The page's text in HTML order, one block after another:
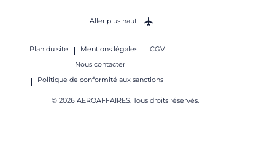
Plan du site Mentions légales
CGV
Nous contacter
Politique de conformité aux sanctions
© 2026 AEROAFFAIRES. Tous droits réservés.
Aller plus haut